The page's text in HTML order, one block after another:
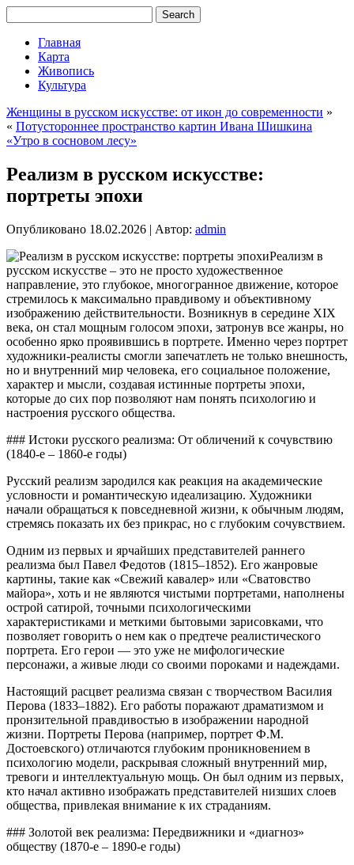
Главная
Карта
Живопись
Культура
Женщины в русском искусстве: от икон до современности »
« Потустороннее пространство картин Ивана Шишкина
«Утро в сосновом лесу»
Реализм в русском искусстве:
портреты эпохи
Опубликовано 18.02.2026 | Автор: admin
Реализм в
русском искусстве – это не просто художественное
направление, это глубокое, многогранное движение, которое
стремилось к максимально правдивому и объективному
изображению действительности. Возникнув в середине XIX
века, он стал мощным голосом эпохи, затронув все жанры, но
особенно ярко проявившись в портрете. Именно через портрет
художники-реалисты смогли запечатлеть не только внешность,
но и внутренний мир человека, его социальное положение,
характер и мысли, создавая истинные портреты эпохи,
которые до сих пор позволяют нам понять психологию и
настроения русского общества.
### Истоки русского реализма: От обличений к сочувствию
(1840-е – 1860-е годы)
Русский реализм зародился как реакция на академические
условности и романтическую идеализацию. Художники
начали обращаться к повседневной жизни, к обычным людям,
стремясь показать их без прикрас, но с глубоким сочувствием.
Одним из первых и ярчайших представителей раннего
реализма был Павел Федотов (1815–1852). Его жанровые
картины, такие как «Свежий кавалер» или «Сватовство
майора», хоть и не являются чистыми портретами, наполнены
острой сатирой, точными психологическими
характеристиками и меткими бытовыми зарисовками, что
позволяет говорить о нем как о предтече реалистического
портрета. Его герои — это уже не мифологические
персонажи, а живые люди со своими пороками и надеждами.
Настоящий расцвет реализма связан с творчеством Василия
Перова (1833–1882). Его работы поражают драматизмом и
пронзительной правдивостью в изображении народной
жизни. Портреты Перова (например, портрет Ф.М.
Достоевского) отличаются глубоким проникновением в
психологию модели, раскрывая сложный внутренний мир,
тревоги и интеллектуальную мощь. Он был одним из первых,
кто начал активно изображать представителей низших слоев
общества, привлекая внимание к их страданиям.
### Золотой век реализма: Передвижники и «диагноз»
обществу (1870-е – 1890-е годы)